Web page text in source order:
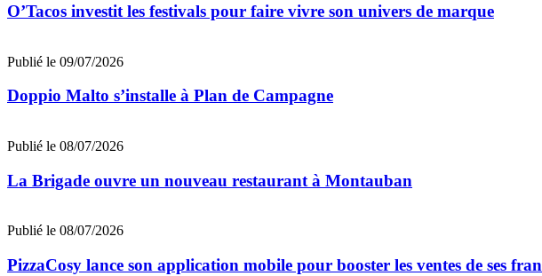
O’Tacos investit les festivals pour faire vivre son univers de marque
Publié le 09/07/2026
Doppio Malto s’installe à Plan de Campagne
Publié le 08/07/2026
La Brigade ouvre un nouveau restaurant à Montauban
Publié le 08/07/2026
PizzaCosy lance son application mobile pour booster les ventes de ses